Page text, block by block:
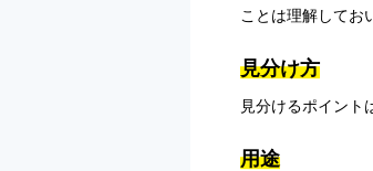
ことは理解してお
見分け方
見分けるポイント
用途